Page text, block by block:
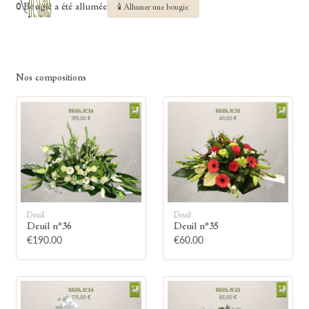
0 Bougie a été allumée 🕯 Allumer une bougie
Nos compositions
Deuil
Deuil n°36
€190.00
Deuil
Deuil n°35
€60.00